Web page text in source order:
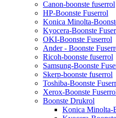
Canon-boonste fuserrol
HP-Boonste Fuserrol
Konica Minolta-
Kyocera-Boonste
OKI-Boonste Fuserrol
Ander - Boonste
Ricoh-boonste fuserrol
Samsung-Boonste
Skerp-boonste fuserrol
Toshiba-Boonste
Xerox-Boonste
Boonste Drukrol
Konica Minolta-